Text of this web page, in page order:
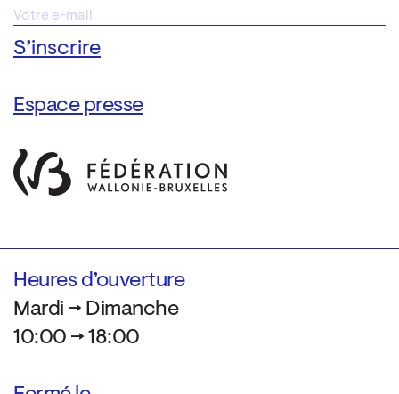
Espace presse
Heures d’ouverture
Mardi → Dimanche
10:00 → 18:00